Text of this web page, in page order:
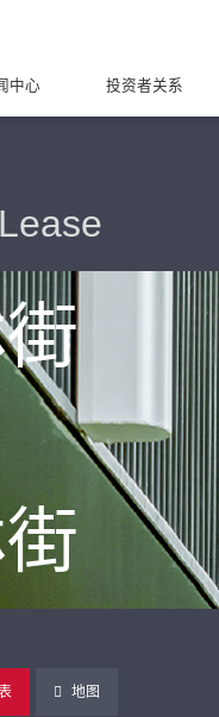
中心 投资者关系
地图